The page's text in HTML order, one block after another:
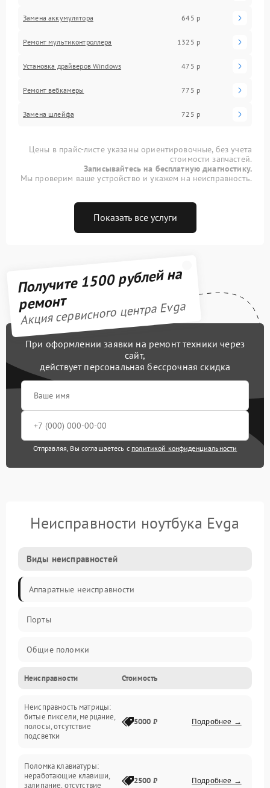
Замена аккумулятора 645 р
Ремонт мультиконтроллера 1325 р
Установка драйверов Windows 475 р
Ремонт вебкамеры 775 р
Замена шлейфа 725 р
Цены в прайс-листе указаны ориентировочные, без учета
стоимости запчастей.
Записывайтесь на бесплатную диагностику.
Мы проверим ваше устройство и укажем на неисправность.
Показать все услуги
Получите 1500 рублей на
ремонт
Акция сервисного центра Evga
При оформлении заявки на ремонт техники через
сайт,
действует персональная бессрочная скидка
Отправляя, Вы соглашаетесь с политикой конфиденциальности
Неисправности ноутбука Evga
Виды неисправностей
Аппаратные неисправности
Порты
Общие поломки
Устройства
Программные ошибки
Электрические и системные сбои
Интерфейсные проблемы
Неисправности Стоимость
Неисправность матрицы:
битые пиксели, мерцание,
полосы, отсутствие
подсветки
5000 ₽ Подробнее →
Поломка клавиатуры:
неработающие клавиши,
залипание, отсутствие
2500 ₽ Подробнее →